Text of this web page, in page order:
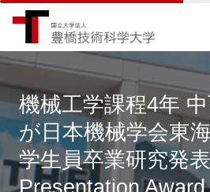
検索結果をもっ
関連サイト
機械工学課程4年
が日本機械学会東
学生員卒業研究発
Presentation